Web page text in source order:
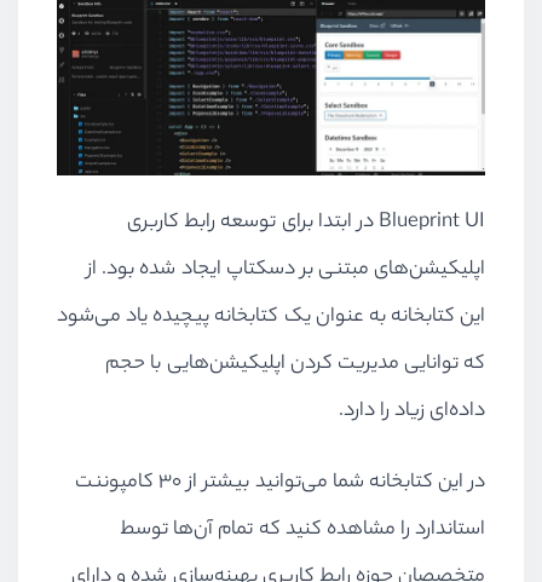
Blueprint UIدر ابتدا برای توسعه رابط کاربری
اپلیکیشن‌های مبتنی بر دسکتاپ ایجاد شده بود. از
این کتابخانه به عنوان یک کتابخانه پیچیده یاد می‌شود
که توانایی مدیریت کردن اپلیکیشن‌هایی با حجم
داده‌ای زیاد را دارد.
در این کتابخانه شما می‌توانید بیشتر از ۳۰ کامپوننت
استاندارد را مشاهده کنید که تمام آن‌ها توسط